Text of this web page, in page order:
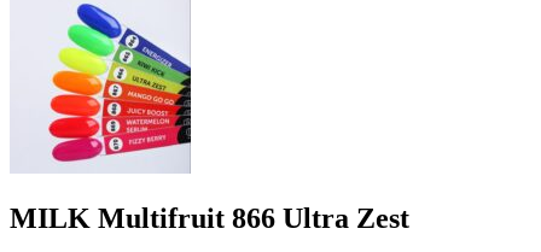
MILK Multifruit 866 Ultra Zest